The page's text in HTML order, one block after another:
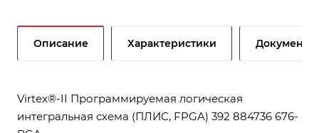
Описание Характеристики Документы
Virtex®-II Программируемая логическая
интегральная схема (ПЛИС, FPGA) 392 884736 676-